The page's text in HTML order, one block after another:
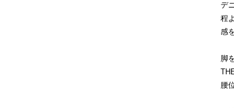
デ
程
感
脚
腰